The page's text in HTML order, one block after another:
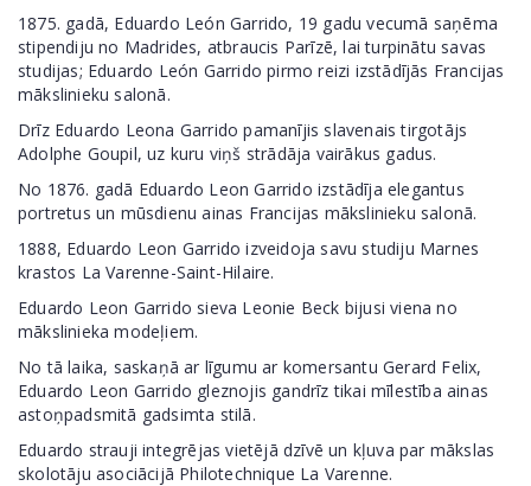
1875. gadā, Eduardo León Garrido, 19 gadu vecumā saņēma
stipendiju no Madrides, atbraucis Parīzē, lai turpinātu savas
studijas; Eduardo León Garrido pirmo reizi izstādījās Francijas
mākslinieku salonā.
Drīz Eduardo Leona Garrido pamanījis slavenais tirgotājs
Adolphe Goupil, uz kuru viņš strādāja vairākus gadus.
No 1876. gadā Eduardo Leon Garrido izstādīja elegantus
portretus un mūsdienu ainas Francijas mākslinieku salonā.
1888, Eduardo Leon Garrido izveidoja savu studiju Marnes
krastos La Varenne-Saint-Hilaire.
Eduardo Leon Garrido sieva Leonie Beck bijusi viena no
mākslinieka modeļiem.
No tā laika, saskaņā ar līgumu ar komersantu Gerard Felix,
Eduardo Leon Garrido gleznojis gandrīz tikai mīlestība ainas
astoņpadsmitā gadsimta stilā.
Eduardo strauji integrējas vietējā dzīvē un kļuva par mākslas
skolotāju asociācijā Philotechnique La Varenne.